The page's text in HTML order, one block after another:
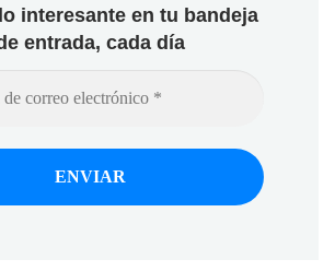
interesante en tu bandeja
entrada, cada día